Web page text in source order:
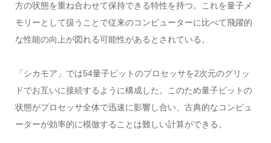
方の状態を重ね合わせて保持できる特性を持つ。これを量子メ
モリーとして扱うことで従来のコンピューターに比べて飛躍的
な性能の向上が図れる可能性があるとされている。
「シカモア」では54量子ビットのプロセッサを2次元のグリッ
ドでお互いに接続するように構成した。このため量子ビットの
状態がプロセッサ全体で迅速に影響し合い、古典的なコンピュ
ーターが効率的に模倣することは難しい計算ができる。